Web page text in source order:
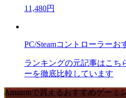
11,480円
PC/Steamコントローラーお
ランキングの元記事はこち
ーを徹底比較しています
Amazonで買えるおすすめゲーミ